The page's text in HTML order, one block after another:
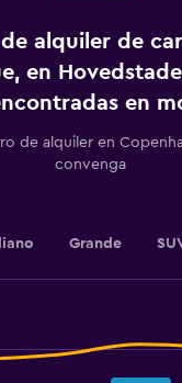
alquiler de
en
en
de alquiler en
convenga
Grande